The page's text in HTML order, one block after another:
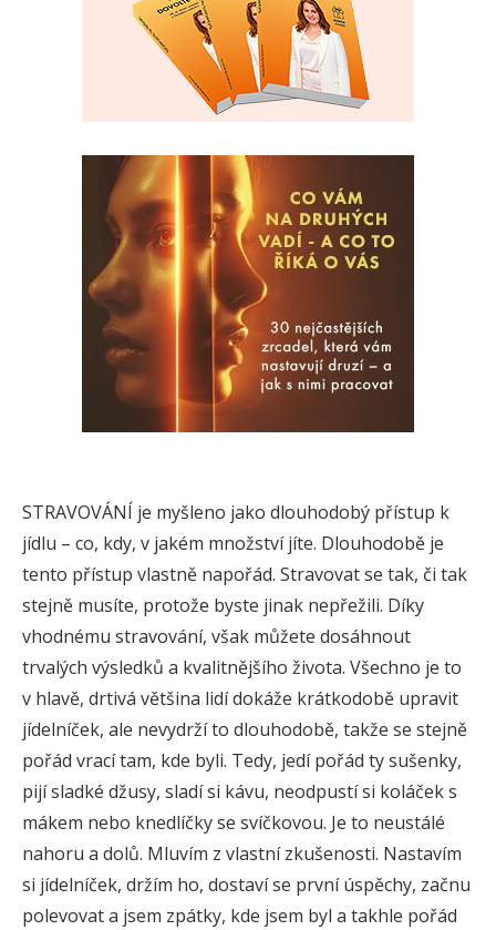
STRAVOVÁNÍ je myšleno jako dlouhodobý přístup k
jídlu – co, kdy, v jakém množství jíte. Dlouhodobě je
tento přístup vlastně napořád. Stravovat se tak, či tak
stejně musíte, protože byste jinak nepřežili. Díky
vhodnému stravování, však můžete dosáhnout
trvalých výsledků a kvalitnějšího života. Všechno je to
v hlavě, drtivá většina lidí dokáže krátkodobě upravit
jídelníček, ale nevydrží to dlouhodobě, takže se stejně
pořád vrací tam, kde byli. Tedy, jedí pořád ty sušenky,
pijí sladké džusy, sladí si kávu, neodpustí si koláček s
mákem nebo knedlíčky se svíčkovou. Je to neustálé
nahoru a dolů. Mluvím z vlastní zkušenosti. Nastavím
si jídelníček, držím ho, dostaví se první úspěchy, začnu
polevovat a jsem zpátky, kde jsem byl a takhle pořád